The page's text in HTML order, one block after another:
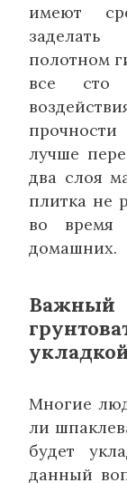
имеют
полотном
все сто
лучше
два слоя
плитка не
во время
домашних.
Многие
ли
будет
данный